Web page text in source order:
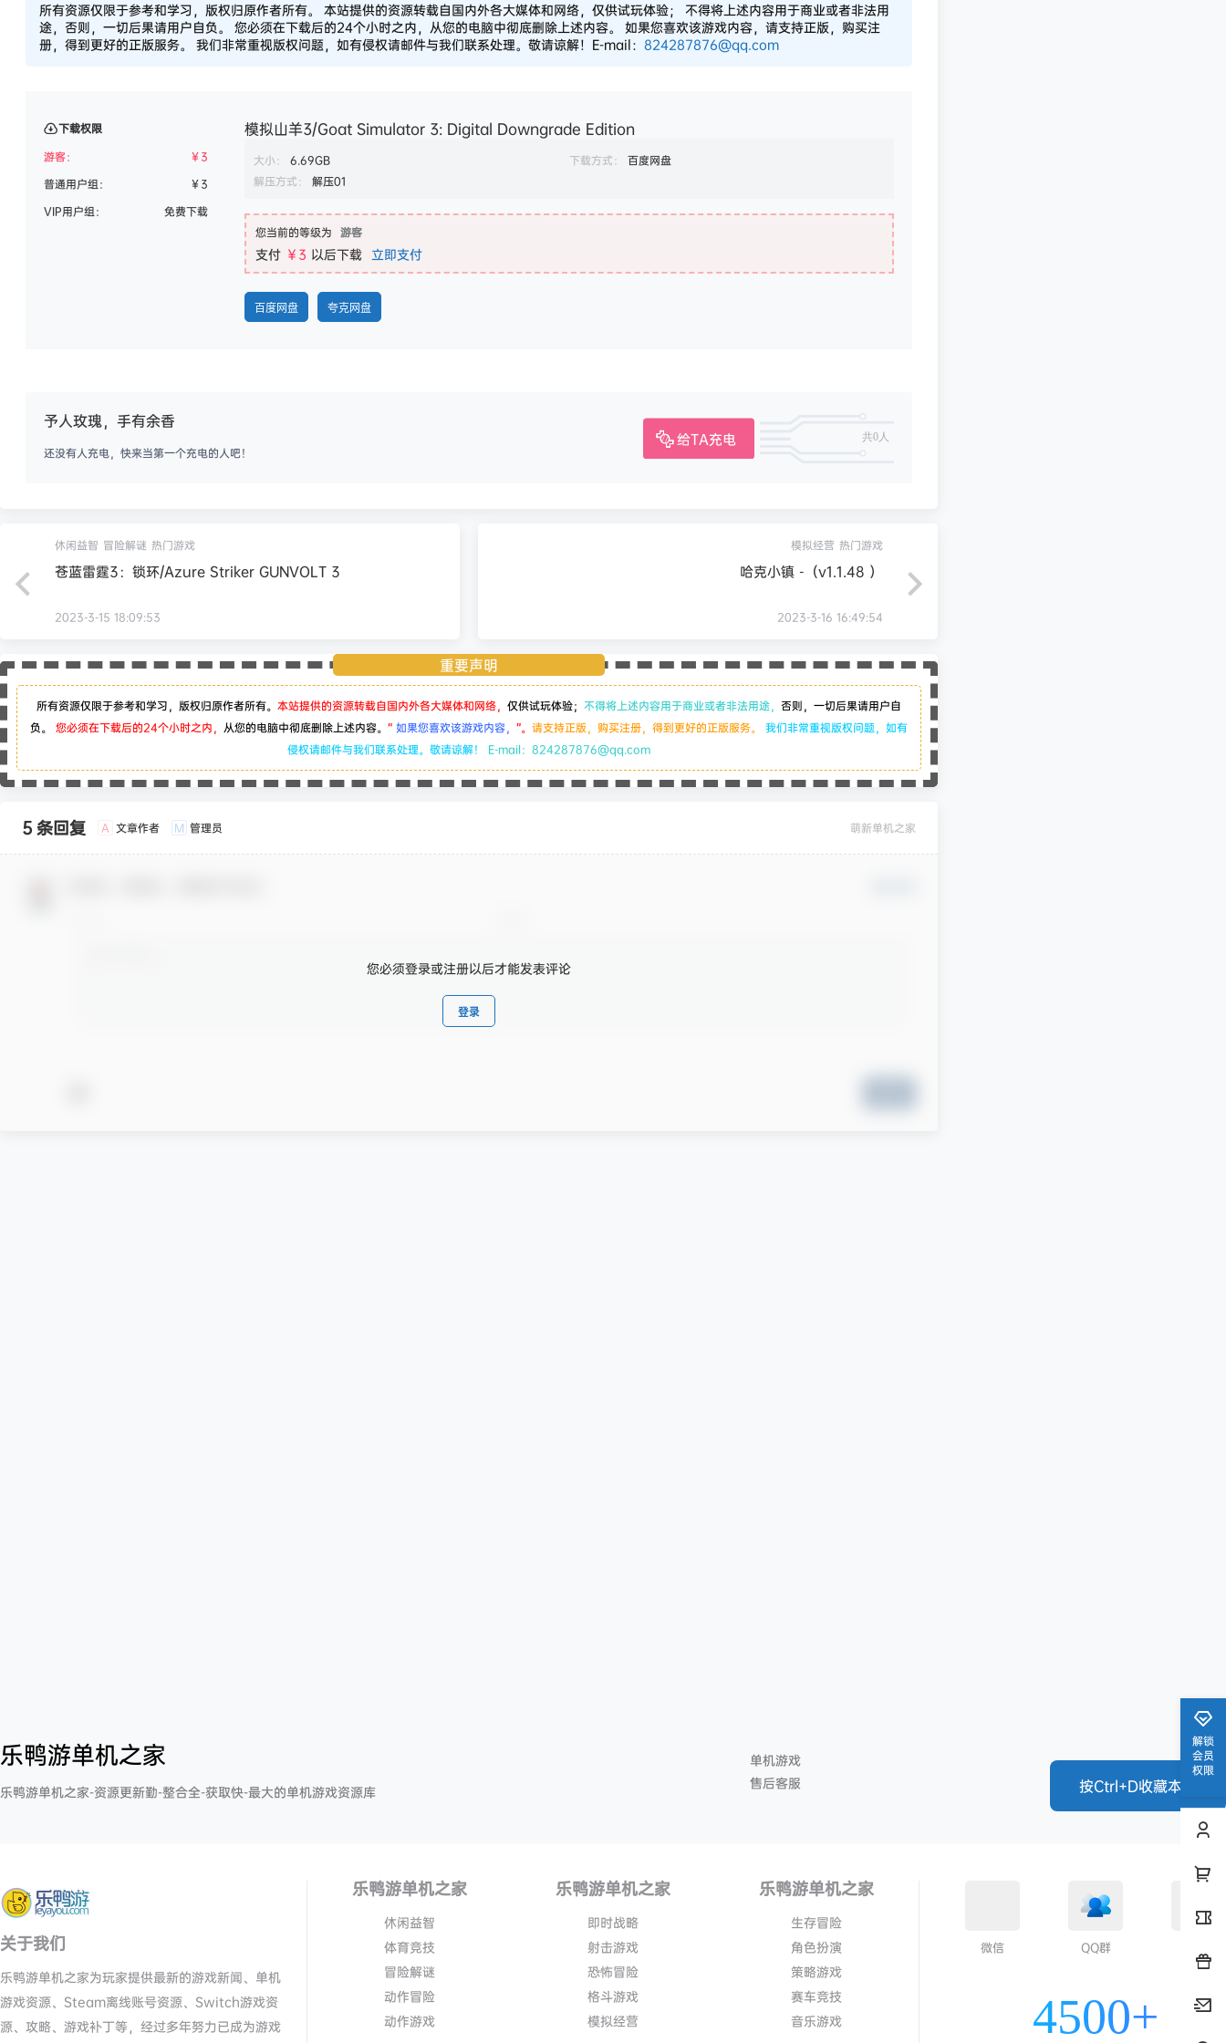
所有资源仅限于参考和学习，版权归原作者所有。 本站提供的资源转载自国内外各大媒体和网络，仅供试玩体验； 不得将上述内容用于商业或者非法用
途，否则，一切后果请用户自负。 您必须在下载后的24个小时之内，从您的电脑中彻底删除上述内容。 如果您喜欢该游戏内容，请支持正版，购买注
册，得到更好的正版服务。 我们非常重视版权问题，如有侵权请邮件与我们联系处理。敬请谅解！E-mail： 824287876@qq.com
下载权限
游客：
￥3
普通用户组：
￥3
VIP用户组：
免费下载
模拟山羊3/Goat Simulator 3: Digital Downgrade Edition
大小： 6.69GB 下载方式：
百度网盘
解压方式：
解压01
您当前的等级为 游客
支付 ￥3 以后下载 立即支付
百度网盘 夸克网盘
予人玫瑰，手有余香
给TA充电 共0人
还没有人充电，快来当第一个充电的人吧！
休闲益智 冒险解谜 热门游戏
苍蓝雷霆3：锁环/Azure Striker GUNVOLT 3
2023-3-15 18:09:53
模拟经营 热门游戏
哈克小镇 -（v1.1.48 ）
2023-3-16 16:49:54
重要声明
所有资源仅限于参考和学习，版权归原作者所有。 本站提供的资源转载自国内外各大媒体和网络， 仅供试玩体验； 不得将上述内容用于商业或者非法用途， 否则，一切后果请用户自
负。
您必须在下载后的24个小时之内， 从您的电脑中彻底删除上述内容。 “ 如果您喜欢该游戏内容， ”。 请支持正版，购买注册，得到更好的正版服务。 我们非常重视版权问题，如有
侵权请邮件与我们联系处理。敬请谅解！ E-mail：824287876@qq.com
5 条回复 A 文章作者 M 管理员 萌新单机之家
您必须登录或注册以后才能发表评论
登录
解锁
会员
权限
乐鸭游单机之家
乐鸭游单机之家-资源更新勤-整合全-获取快-最大的单机游戏资源库 按Ctrl+D收藏本站
单机游戏
售后客服
关于我们
乐鸭游单机之家为玩家提供最新的游戏新闻、单机
游戏资源、Steam离线账号资源、Switch游戏资
源、攻略、游戏补丁等，经过多年努力已成为游戏
乐鸭游单机之家
休闲益智
体育竞技
冒险解谜
动作冒险
动作游戏
乐鸭游单机之家
即时战略
射击游戏
恐怖冒险
格斗游戏
模拟经营
乐鸭游单机之家
生存冒险
角色扮演
策略游戏
赛车竞技
音乐游戏
微信 QQ群
4500+